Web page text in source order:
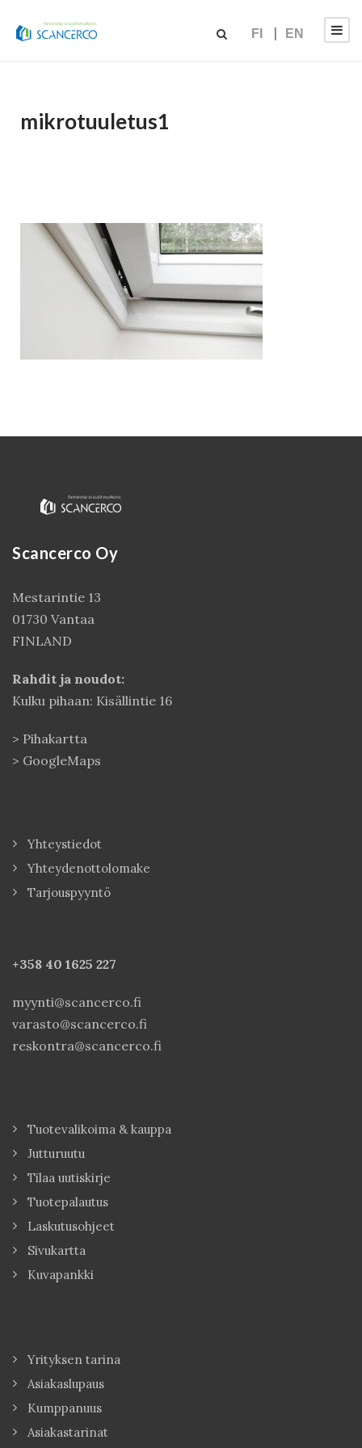
FI EN
mikrotuuletus1
Scancerco Oy
Mestarintie 13
01730 Vantaa
FINLAND
Rahdit ja noudot:
Kulku pihaan: Kisällintie 16
> Pihakartta
> GoogleMaps
Yhteystiedot
Yhteydenottolomake
Tarjouspyyntö
+358 40 1625 227
myynti@scancerco.fi
varasto@scancerco.fi
reskontra@scancerco.fi
Tuotevalikoima & kauppa
Jutturuutu
Tilaa uutiskirje
Tuotepalautus
Laskutusohjeet
Sivukartta
Kuvapankki
Yrityksen tarina
Asiakaslupaus
Kumppanuus
Asiakastarinat